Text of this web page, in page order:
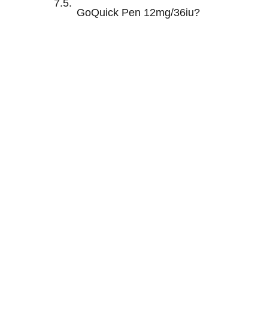
GoQuick Pen 12mg/36iu?